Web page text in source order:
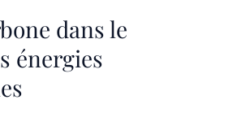
dans le
énergies